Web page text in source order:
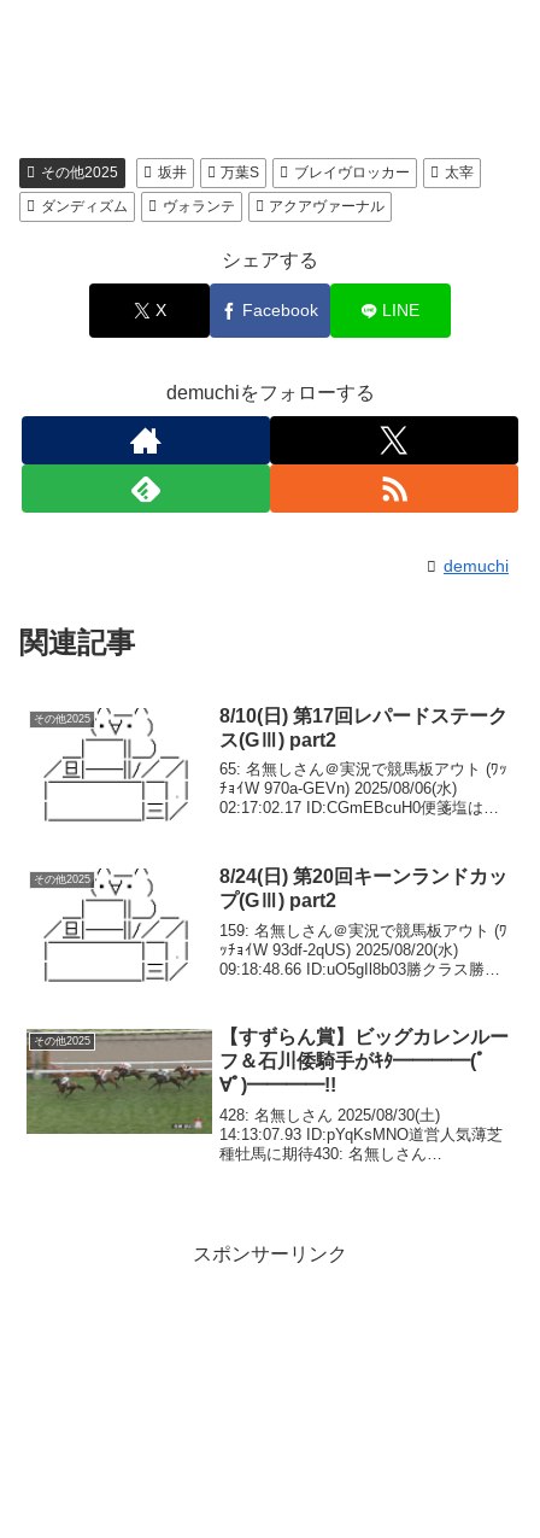
その他2025 坂井 万葉S ブレイヴロッカー
太宰
ダンディズム
ヴォランテ アクアヴァーナル
シェアする
X Facebook LINE
demuchiをフォローする
demuchi
関連記事
その他2025
8/10(日) 第17回レパードステーク
ス(GⅢ) part2
65: 名無しさん＠実況で競馬板アウト (ﾜｯ
ﾁｮｲW 970a-GEVn) 2025/08/06(水)
02:17:02.17 ID:CGmEBcuH0便箋塩はシ
その他2025
8/24(日) 第20回キーンランドカッ
プ(GⅢ) part2
159: 名無しさん＠実況で競馬板アウト (ﾜ
ｯﾁｮｲW 93df-2qUS) 2025/08/20(水)
09:18:48.66 ID:uO5gIl8b03勝クラス勝ち
その他2025
【すずらん賞】ビッグカレンルー
フ＆石川倭騎手がｷﾀ━━━━(ﾟ
∀ﾟ)━━━━!!
428: 名無しさん 2025/08/30(土)
14:13:07.93 ID:pYqKsMNO道営人気薄芝
種牡馬に期待430: 名無しさん
スポンサーリンク